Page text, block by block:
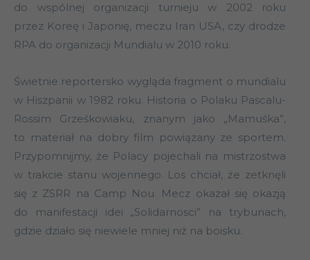
do wspólnej organizacji turnieju w 2002 roku
przez Koreę i Japonię, meczu Iran USA, czy drodze
RPA do organizacji Mundialu w 2010 roku.
Świetnie reportersko wygląda fragment o mundialu
w Hiszpanii w 1982 roku. Historia o Polaku Pascalu-
Rossim Grześkowiaku, znanym jako „Mamuśka”,
to materiał na dobry film powiązany ze sportem.
Przypomnijmy, że Polacy pojechali na mistrzostwa
w trakcie stanu wojennego. Los chciał, że zetknęli
się z ZSRR na Camp Nou. Mecz okazał się okazją
do manifestacji idei „Solidarnosci” na trybunach,
gdzie działo się niewiele mniej niż na boisku.